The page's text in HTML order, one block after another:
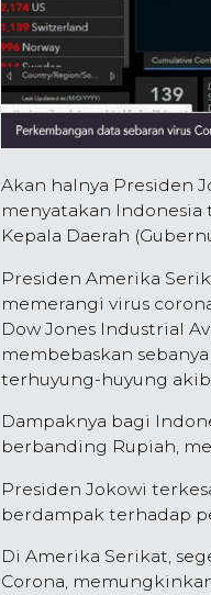
Akan halnya Presiden
menyatakan
Kepala Daerah
Presiden Amerika
memerangi virus
Dow Jones Industrial
membebaskan
terhuyung-huyung
Dampaknya bagi
berbanding Rupiah,
Presiden Jokowi
berdampak terhadap
Di Amerika Serikat,
Corona,